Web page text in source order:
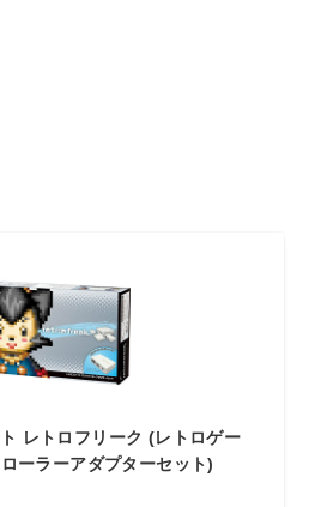
レトロフリーク (レトロゲー
ーラーアダプターセット)